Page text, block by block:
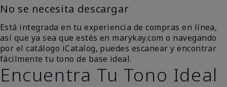
No se necesita descargar
Está integrada en tu experiencia de compras en línea,
así que ya sea que estés en marykay.com o navegando
por el catálogo iCatalog, puedes escanear y encontrar
fácilmente tu tono de base ideal.
Encuentra Tu Tono Ideal